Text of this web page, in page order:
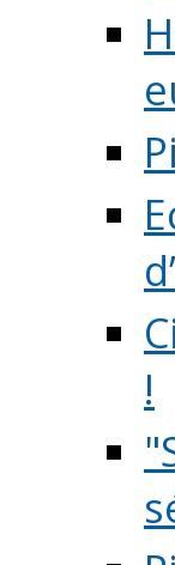
!